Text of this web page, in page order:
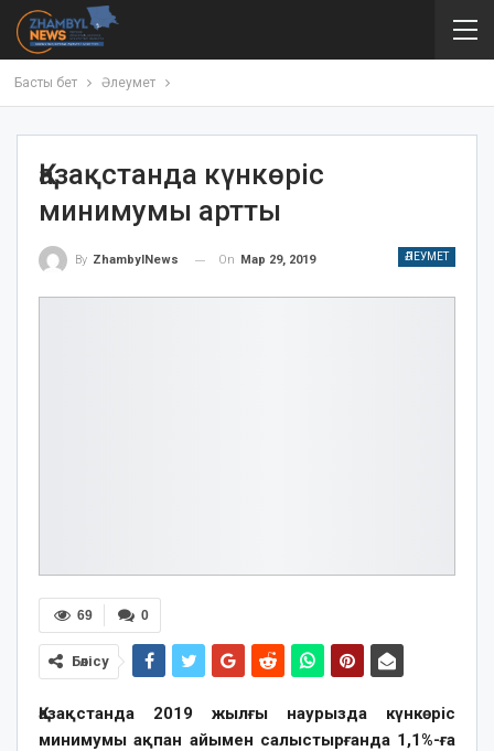
Басты бет Әлеумет
Қазақстанда күнкөріс
минимумы артты
ӘЛЕУМЕТ
By ZhambylNews On Мар 29, 2019
0
69
Бөлісу
Қазақстанда 2019 жылғы наурызда күнкөріс
минимумы ақпан айымен салыстырғанда 1,1%-ға